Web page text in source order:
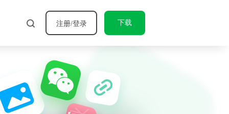
下载
注册/登录